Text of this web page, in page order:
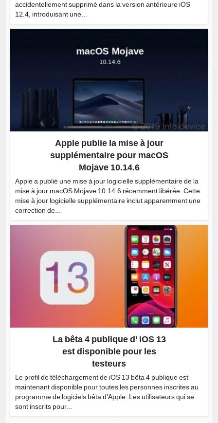
accidentellement supprimé dans la version antérieure iOS
12.4, introduisant une...
Apple publie la mise à jour
supplémentaire pour macOS
Mojave 10.14.6
Apple a publié une mise à jour logicielle supplémentaire de la
mise à jour macOS Mojave 10.14.6 récemment libérée. Cette
mise à jour logicielle supplémentaire inclut apparemment une
correction de...
La bêta 4 publique d’ iOS 13
est disponible pour les
testeurs
Le profil de téléchargement de iOS 13 bêta 4 publique est
maintenant disponible pour toutes les personnes inscrites au
programme de logiciels bêta d’Apple. Les utilisateurs qui se
sont inscrits pour...